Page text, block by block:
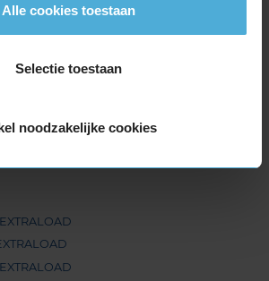
Alle cookies toestaan
Selectie toestaan
noodzakelijke cookies
EXTRALOAD